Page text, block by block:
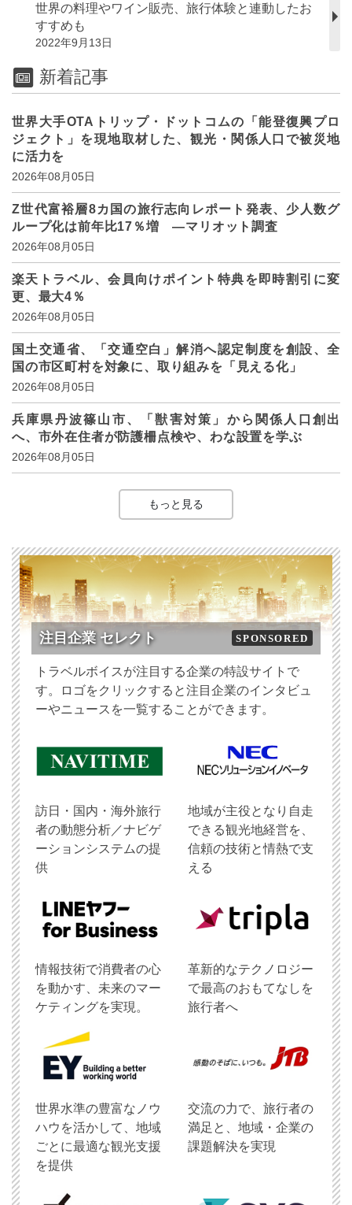
世界の料理やワイン販売、旅行体験と連動したお
すすめも
2022年9月13日
新着記事
世界大手OTAトリップ・ドットコムの「能登復興プロ
ジェクト」を現地取材した、観光・関係人口で被災地
に活力を
2026年08月05日
Z世代富裕層8カ国の旅行志向レポート発表、少人数グ
ループ化は前年比17％増 ―マリオット調査
2026年08月05日
楽天トラベル、会員向けポイント特典を即時割引に変
更、最大4％
2026年08月05日
国土交通省、「交通空白」解消へ認定制度を創設、全
国の市区町村を対象に、取り組みを「見える化」
2026年08月05日
兵庫県丹波篠山市、「獣害対策」から関係人口創出
へ、市外在住者が防護柵点検や、わな設置を学ぶ
2026年08月05日
もっと見る
注目企業 セレクト SPONSORED
トラベルボイスが注目する企業の特設サイトで
す。ロゴをクリックすると注目企業のインタビュ
ーやニュースを一覧することができます。
訪日・国内・海外旅行
者の動態分析／ナビゲ
ーションシステムの提
供
地域が主役となり自走
できる観光地経営を、
信頼の技術と情熱で支
える
情報技術で消費者の心
を動かす、未来のマー
ケティングを実現。
革新的なテクノロジー
で最高のおもてなしを
旅行者へ
世界水準の豊富なノウ
ハウを活かして、地域
ごとに最適な観光支援
を提供
交流の力で、旅行者の
満足と、地域・企業の
課題解決を実現